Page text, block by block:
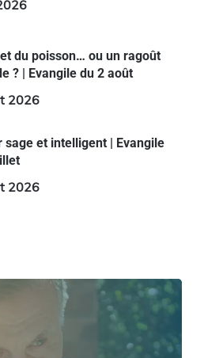
du poisson… ou un ragoût
? | Evangile du 2 août
2026
sage et intelligent | Evangile
2026